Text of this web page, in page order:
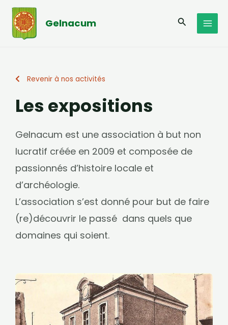
Aller
contenu
Gelnacum
Revenir à nos activités
Les expositions
Gelnacum est une association à but non
lucratif créée en 2009 et composée de
passionnés d’histoire locale et
d’archéologie.
L’association s’est donné pour but de faire
(re)découvrir le passé dans quels que
domaines qui soient.